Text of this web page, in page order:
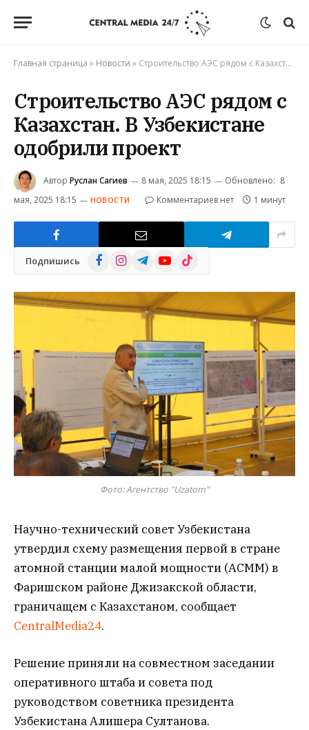
Главная страница » Новости » Строительство АЭС рядом с Казахстан. В Узбекистане одобрили проект
Строительство АЭС рядом с
Казахстан. В Узбекистане
одобрили проект
Автор Руслан Сагиев 8 мая, 2025 18:15 Обновлено: 8
мая, 2025 18:15
НОВОСТИ Комментариев нет 1 минут
Подпишись FacebookInstagramTelegramYouTube
TikTok
Фото: Агентство "Uzatom"
Научно-технический совет Узбекистана
утвердил схему размещения первой в стране
атомной станции малой мощности (АСММ) в
Фаришском районе Джизакской области,
граничащем с Казахстаном, сообщает
CentralMedia24.
Решение приняли на совместном заседании
оперативного штаба и совета под
руководством советника президента
Узбекистана Алишера Султанова.